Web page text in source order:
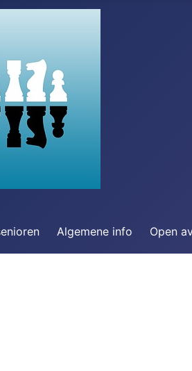
Algemene info Open